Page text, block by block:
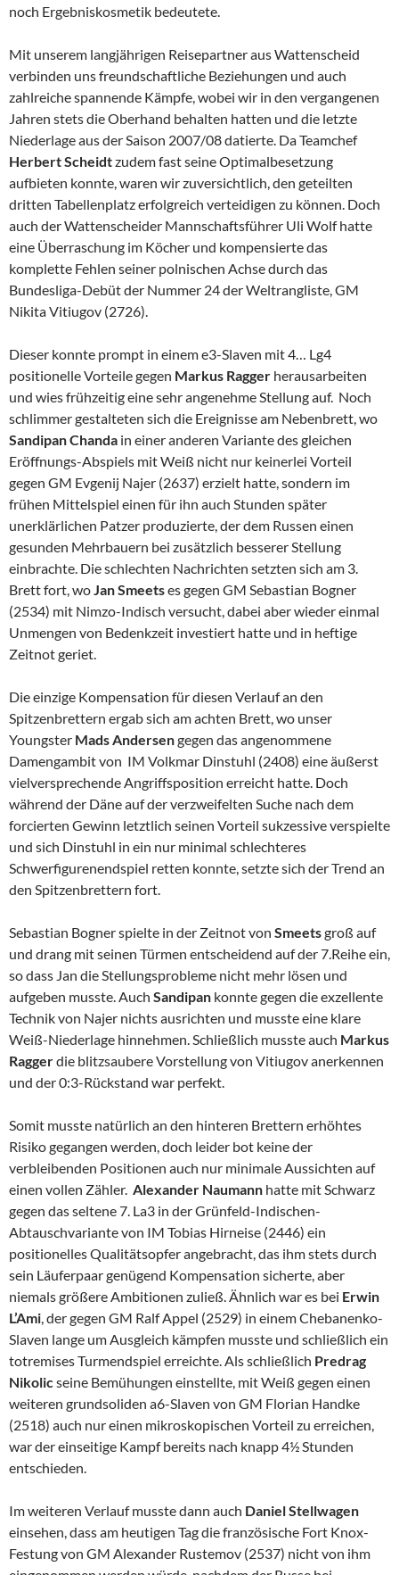
noch Ergebniskosmetik bedeutete.
Mit unserem langjährigen Reisepartner aus Wattenscheid
verbinden uns freundschaftliche Beziehungen und auch
zahlreiche spannende Kämpfe, wobei wir in den vergangenen
Jahren stets die Oberhand behalten hatten und die letzte
Niederlage aus der Saison 2007/08 datierte. Da Teamchef
Herbert Scheidtzudem fast seine Optimalbesetzung
aufbieten konnte, waren wir zuversichtlich, den geteilten
dritten Tabellenplatz erfolgreich verteidigen zu können. Doch
auch der Wattenscheider Mannschaftsführer Uli Wolf hatte
eine Überraschung im Köcher und kompensierte das
komplette Fehlen seiner polnischen Achse durch das
Bundesliga-Debüt der Nummer 24 der Weltrangliste, GM
Nikita Vitiugov (2726).
Dieser konnte prompt in einem e3-Slaven mit 4… Lg4
positionelle Vorteile gegen Markus Ragger herausarbeiten
und wies frühzeitig eine sehr angenehme Stellung auf. Noch
schlimmer gestalteten sich die Ereignisse am Nebenbrett, wo
Sandipan Chanda in einer anderen Variante des gleichen
Eröffnungs-Abspiels mit Weiß nicht nur keinerlei Vorteil
gegen GM Evgenij Najer (2637) erzielt hatte, sondern im
frühen Mittelspiel einen für ihn auch Stunden später
unerklärlichen Patzer produzierte, der dem Russen einen
gesunden Mehrbauern bei zusätzlich besserer Stellung
einbrachte. Die schlechten Nachrichten setzten sich am 3.
Brett fort, woJan Smeetses gegen GM Sebastian Bogner
(2534) mit Nimzo-Indisch versucht, dabei aber wieder einmal
Unmengen von Bedenkzeit investiert hatte und in heftige
Zeitnot geriet.
Die einzige Kompensation für diesen Verlauf an den
Spitzenbrettern ergab sich am achten Brett, wo unser
Youngster Mads Andersengegen das angenommene
Damengambit von IM Volkmar Dinstuhl (2408) eine äußerst
vielversprechende Angriffsposition erreicht hatte. Doch
während der Däne auf der verzweifelten Suche nach dem
forcierten Gewinn letztlich seinen Vorteil sukzessive verspielte
und sich Dinstuhl in ein nur minimal schlechteres
Schwerfigurenendspiel retten konnte, setzte sich der Trend an
den Spitzenbrettern fort.
Sebastian Bogner spielte in der Zeitnot von Smeetsgroß auf
und drang mit seinen Türmen entscheidend auf der 7.Reihe ein,
so dass Jan die Stellungsprobleme nicht mehr lösen und
aufgeben musste. Auch Sandipan konnte gegen die exzellente
Technik von Najer nichts ausrichten und musste eine klare
Weiß-Niederlage hinnehmen. Schließlich musste auch Markus
Raggerdie blitzsaubere Vorstellung von Vitiugov anerkennen
und der 0:3-Rückstand war perfekt.
Somit musste natürlich an den hinteren Brettern erhöhtes
Risiko gegangen werden, doch leider bot keine der
verbleibenden Positionen auch nur minimale Aussichten auf
einen vollen Zähler. Alexander Naumann hatte mit Schwarz
gegen das seltene 7. La3 in der Grünfeld-Indischen-
Abtauschvariante von IM Tobias Hirneise (2446) ein
positionelles Qualitätsopfer angebracht, das ihm stets durch
sein Läuferpaar genügend Kompensation sicherte, aber
niemals größere Ambitionen zuließ. Ähnlich war es bei Erwin
L’Ami, der gegen GM Ralf Appel (2529) in einem Chebanenko-
Slaven lange um Ausgleich kämpfen musste und schließlich ein
totremises Turmendspiel erreichte. Als schließlich Predrag
Nikolicseine Bemühungen einstellte, mit Weiß gegen einen
weiteren grundsoliden a6-Slaven von GM Florian Handke
(2518) auch nur einen mikroskopischen Vorteil zu erreichen,
war der einseitige Kampf bereits nach knapp 4½ Stunden
entschieden.
Im weiteren Verlauf musste dann auch Daniel Stellwagen
einsehen, dass am heutigen Tag die französische Fort Knox-
Festung von GM Alexander Rustemov (2537) nicht von ihm